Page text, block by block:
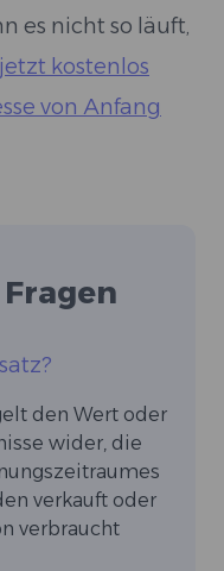
es nicht so läuft,
kostenlos
von Anfang
den Wert oder
wider, die
verkauft oder
verbraucht